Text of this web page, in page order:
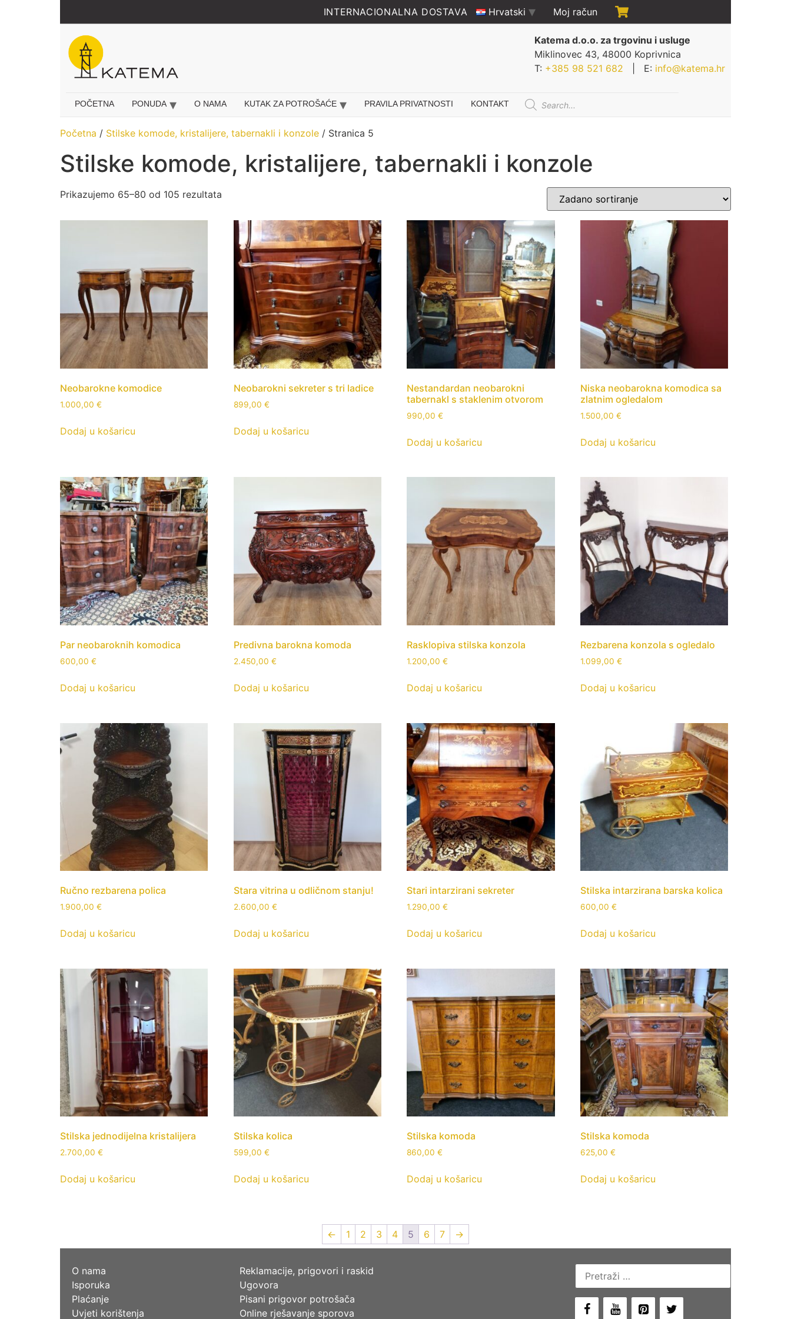
INTERNACIONALNA DOSTAVA Hrvatski Moj račun
Katema d.o.o. za trgovinu i usluge
Miklinovec 43, 48000 Koprivnica
T: +385 98 521 682 | E: info@katema.hr
POČETNA PONUDA O NAMA KUTAK ZA POTROŠAĆE PRAVILA PRIVATNOSTI KONTAKT
Products
search
Početna / Stilske komode, kristalijere, tabernakli i konzole / Stranica 5
Stilske komode, kristalijere, tabernakli i konzole
Prikazujemo 65–80 od 105 rezultata
Neobarokne komodice
1.000,00 €
Dodaj u košaricu
Neobarokni sekreter s tri ladice
899,00 €
Dodaj u košaricu
Nestandardan neobarokni
tabernakl s staklenim otvorom
990,00€
Dodaj u košaricu
Niska neobarokna komodica sa
zlatnim ogledalom
1.500,00€
Dodaj u košaricu
Par neobaroknih komodica
600,00 €
Dodaj u košaricu
Predivna barokna komoda
2.450,00 €
Dodaj u košaricu
Rasklopiva stilska konzola
1.200,00€
Dodaj u košaricu
Rezbarena konzola s ogledalo
1.099,00€
Dodaj u košaricu
Ručno rezbarena polica
1.900,00 €
Dodaj u košaricu
Stara vitrina u odličnom stanju!
2.600,00 €
Dodaj u košaricu
Stari intarzirani sekreter
1.290,00€
Dodaj u košaricu
Stilska intarzirana barska kolica
600,00€
Dodaj u košaricu
Stilska jednodijelna kristalijera
2.700,00 €
Dodaj u košaricu
Stilska kolica
599,00 €
Dodaj u košaricu
Stilska komoda
860,00€
Dodaj u košaricu
Stilska komoda
625,00€
Dodaj u košaricu
← 1 2 3 4 5 6 7 →
O nama
Isporuka
Plaćanje
Uvjeti korištenja
Reklamacije, prigovori i raskid
Ugovora
Pisani prigovor potrošača
Online rješavanje sporova
Pretraži: